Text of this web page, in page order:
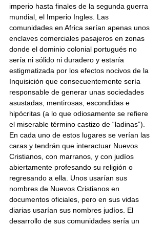
imperio hasta finales de la segunda guerra
mundial, el Imperio Ingles. Las
comunidades en Africa serían apenas unos
enclaves comerciales pasajeros en zonas
donde el dominio colonial portugués no
sería ni sólido ni duradero y estaría
estigmatizada por los efectos nocivos de la
Inquisición que consecuentemente sería
responsable de generar unas sociedades
asustadas, mentirosas, escondidas e
hipócritas (a lo que odiosamente se refiere
el miserable término castizo de “ladinas”).
En cada uno de estos lugares se verían las
caras y tendrán que interactuar Nuevos
Cristianos, con marranos, y con judíos
abiertamente profesando su religión o
regresando a ella. Unos usarían sus
nombres de Nuevos Cristianos en
documentos oficiales, pero en sus vidas
diarias usarían sus nombres judíos. El
desarrollo de sus comunidades sería un